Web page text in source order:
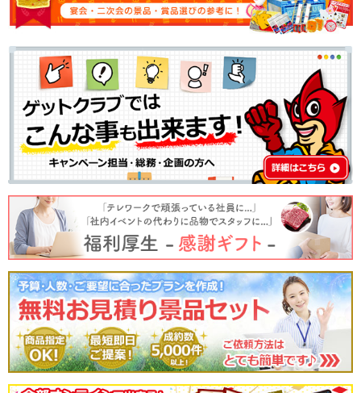
｜ 2023年08月31日 購入者
ネルと目録は好評でした。またアプリの効果音も盛り上げに使えました。機会
あれば、次回も、利用したいです。
｜ 2023年04月14日 れもーぬ
結婚式のラケットトスの景品として購入しました。パネルや目録があり、周り
から見ても景品がわかりやすく盛り上がりました
｜ 2023年04月06日 11karen24
結婚式のドレス色当ての景品として購入させていただきました。今週末結婚式
ですがパネルもしっかりとしていて、使う前からワクワクしています。